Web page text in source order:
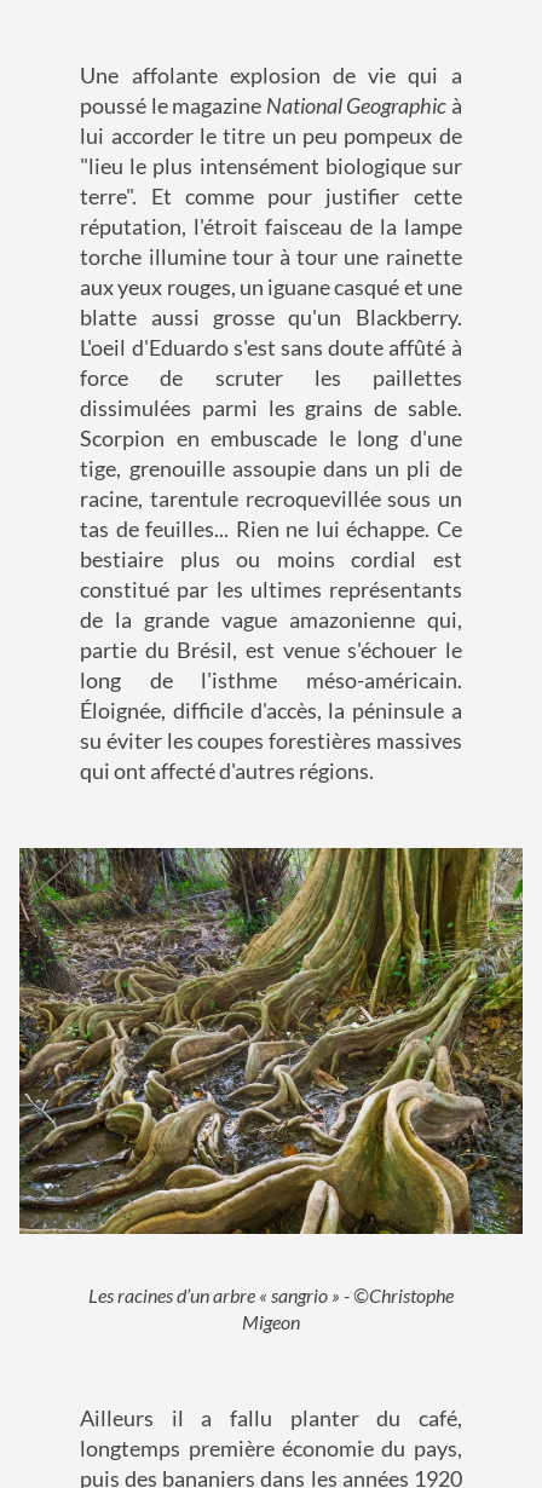
Une affolante explosion de vie qui a
poussé le magazine National Geographic à
lui accorder le titre un peu pompeux de
"lieu le plus intensément biologique sur
terre". Et comme pour justifier cette
réputation, l'étroit faisceau de la lampe
torche illumine tour à tour une rainette
aux yeux rouges, un iguane casqué et une
blatte aussi grosse qu'un Blackberry.
L'oeil d'Eduardo s'est sans doute affûté à
force de scruter les paillettes
dissimulées parmi les grains de sable.
Scorpion en embuscade le long d'une
tige, grenouille assoupie dans un pli de
racine, tarentule recroquevillée sous un
tas de feuilles... Rien ne lui échappe. Ce
bestiaire plus ou moins cordial est
constitué par les ultimes représentants
de la grande vague amazonienne qui,
partie du Brésil, est venue s'échouer le
long de l'isthme méso-américain.
Éloignée, difficile d'accès, la péninsule a
su éviter les coupes forestières massives
qui ont affecté d'autres régions.
Les racines d’un arbre « sangrio » - ©Christophe
Migeon
Ailleurs il a fallu planter du café,
longtemps première économie du pays,
puis des bananiers dans les années 1920